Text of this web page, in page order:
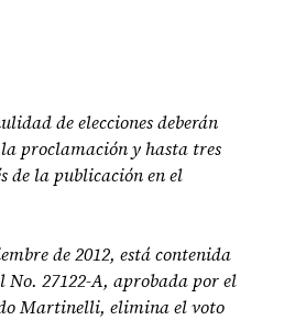
de elecciones deberán
proclamación y hasta tres
de la publicación en el
de 2012, está contenida
No. 27122-A, aprobada por el
Martinelli, elimina el voto